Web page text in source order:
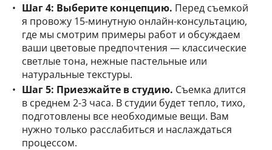
Шаг 4: Выберите концепцию. Перед съемкой
я провожу 15-минутную онлайн-консультацию,
где мы смотрим примеры работ и обсуждаем
ваши цветовые предпочтения — классические
светлые тона, нежные пастельные или
натуральные текстуры.
Шаг 5: Приезжайте в студию. Съемка длится
в среднем 2-3 часа. В студии будет тепло, тихо,
подготовлены все необходимые вещи. Вам
нужно только расслабиться и наслаждаться
процессом.